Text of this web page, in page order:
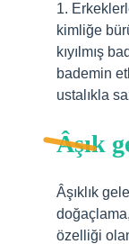
1.
kimliğe
kıyılmış
bademin
ustalıkla
Âşık
Âşıklık
özelliği